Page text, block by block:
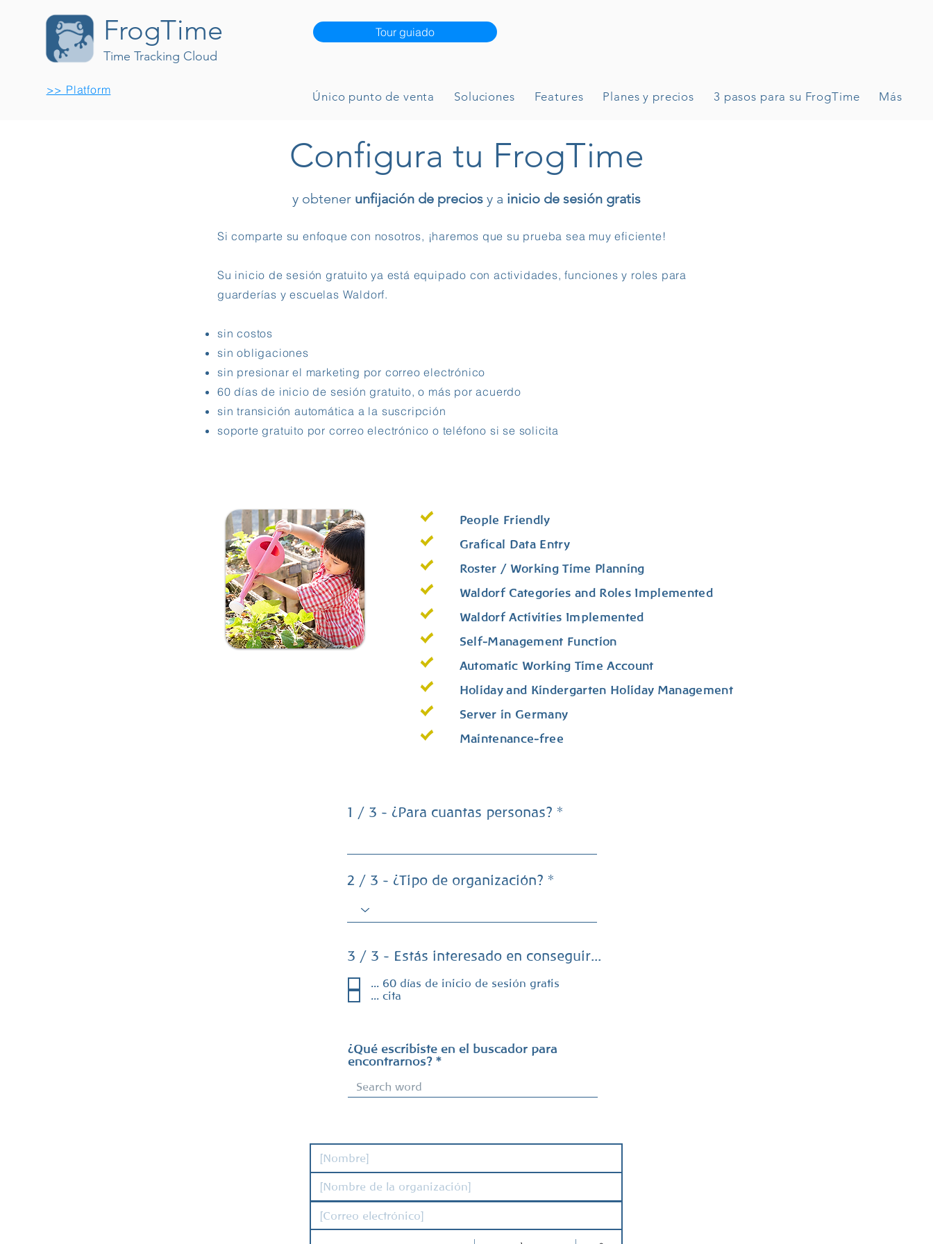
FrogTime
Time Tracking Cloud
Tour guiado
>> Platform Único punto de venta Soluciones Features Planes y precios 3 pasos para su FrogTime Más
Configura tu FrogTime
y obtener unfijación de precios y a inicio de sesión gratis
Si comparte su enfoque con nosotros, ¡haremos que su prueba sea muy eficiente!
Su inicio de sesión gratuito ya está equipado con actividades, funciones y roles para
guarderías y escuelas Waldorf.
sin costos
sin obligaciones
sin presionar el marketing por correo electrónico
60 días de inicio de sesión gratuito, o más por acuerdo
sin transición automática a la suscripción
soporte gratuito por correo electrónico o teléfono si se solicita
1 / 3 - ¿Para cuantas personas?
2 / 3 - ¿Tipo de organización?
People Friendly
Grafical Data Entry
Roster / Working Time Planning
Waldorf Categories and Roles Implemented
Waldorf Activities Implemented
Self-Management Function
Automatic Working Time Account
Holiday and Kindergarten Holiday Management
Server in Germany
Maintenance-free
3 / 3 - Estás interesado en conseguir...
... 60 días de inicio de sesión gratis
... cita
¿Qué escribiste en el buscador para
encontrarnos?